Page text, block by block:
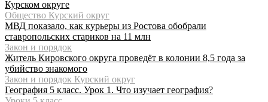
Курском округе
Общество Курский округ
МВД показало, как курьеры из Ростова обобрали
ставропольских стариков на 11 млн
Закон и порядок
Житель Кировского округа проведёт в колонии 8,5 года за
убийство знакомого
Закон и порядок Курский округ
География 5 класс. Урок 1. Что изучает география?